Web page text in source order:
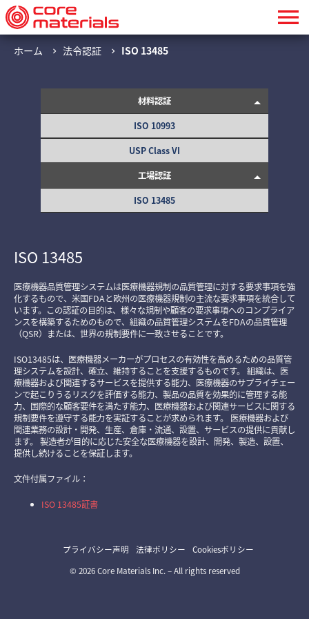
menu
ホーム chevron_right 法令認証 chevron_right ISO 13485
材料認証
ISO 10993
USP Class VI
工場認証
ISO 13485
ISO 13485
医療機器品質管理システムは医療機器規制の品質管理に対する要求事項を強
化するもので、米国FDAと欧州の医療機器規制の主流な要求事項を統合して
います。この認証の目的は、様々な規制や顧客の要求事項へのコンプライア
ンスを構築するためのもので、組織の品質管理システムをFDAの品質管理
（QSR）または、世界の規制要件に一致させることです。
ISO13485は、医療機器メーカーがプロセスの有効性を高めるための品質管
理システムを設計、確立、維持することを支援するものです。 組織は、医
療機器および関連するサービスを提供する能力、医療機器のサプライチェー
ンで起こりうるリスクを評価する能力、製品の品質を効果的に管理する能
力、国際的な顧客要件を満たす能力、医療機器および関連サービスに関する
規制要件を遵守する能力を実証することが求められます。 医療機器および
関連業務の設計・開発、生産、倉庫・流通、設置、サービスの提供に貢献し
ます。 製造者が目的に応じた安全な医療機器を設計、開発、製造、設置、
提供し続けることを保証します。
文件付属ファイル：
ISO 13485証書
© 2026 Core Materials Inc. – All rights reserved
プライバシー声明 法律ポリシー Cookiesポリシー